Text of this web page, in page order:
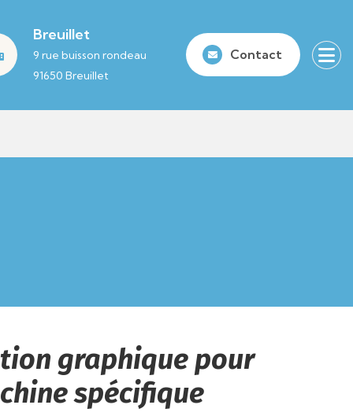
Breuillet
9 rue buisson rondeau
91650 Breuillet
Contact
graphique pour
spécifique